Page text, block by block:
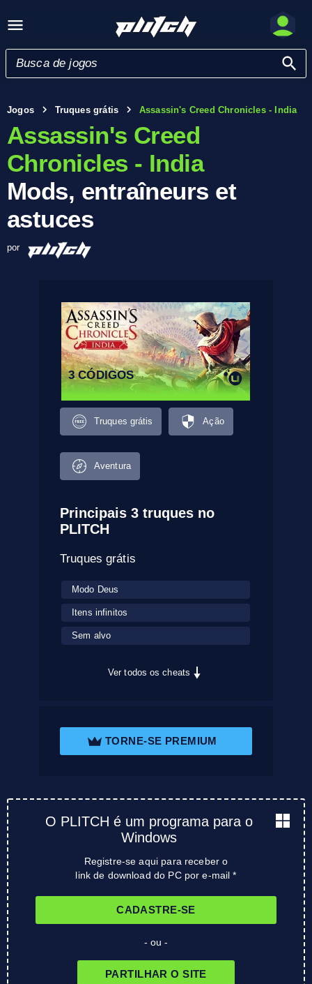
Jogos Truques grátis Assassin's Creed Chronicles - India
Assassin's Creed
Chronicles - India
Mods, entraîneurs et
astuces
por
3 CÓDIGOS
Truques grátis Ação
Aventura
Principais 3 truques no
PLITCH
Truques grátis
Modo Deus
Itens infinitos
Sem alvo
Ver todos os cheats
TORNE-SE PREMIUM
O PLITCH é um programa para o
Windows
Registre-se aqui para receber o
link de download do PC por e-mail *
CADASTRE-SE
- ou -
PARTILHAR O SITE